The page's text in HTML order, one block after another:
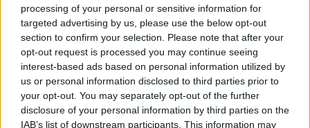
processing of your personal or sensitive information for
targeted advertising by us, please use the below opt-out
section to confirm your selection. Please note that after your
opt-out request is processed you may continue seeing
interest-based ads based on personal information utilized by
us or personal information disclosed to third parties prior to
your opt-out. You may separately opt-out of the further
disclosure of your personal information by third parties on the
IAB’s list of downstream participants. This information may
news
RELATED ARTICLES MORE FROM AUTHOR